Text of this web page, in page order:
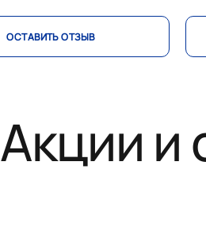
ОСТАВИТЬ ОТЗЫВ
Акции и